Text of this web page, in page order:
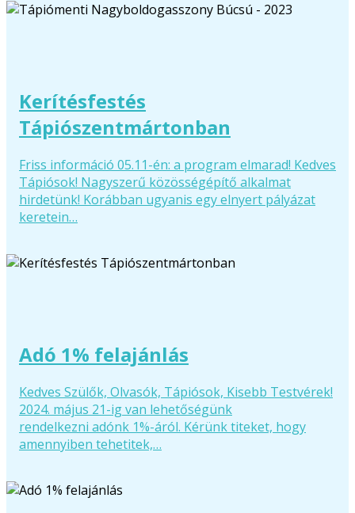
Kerítésfestés
Tápiószentmártonban
Friss információ 05.11-én: a program elmarad! Kedves
Tápiósok! Nagyszerű közösségépítő alkalmat
hirdetünk! Korábban ugyanis egy elnyert pályázat
keretein…
Adó 1% felajánlás
Kedves Szülők, Olvasók, Tápiósok, Kisebb Testvérek!
2024. május 21-ig van lehetőségünk
rendelkezni adónk 1%-áról. Kérünk titeket, hogy
amennyiben tehetitek,…